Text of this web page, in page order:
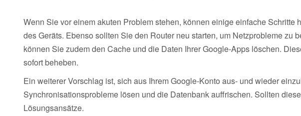
Wenn Sie vor einem akuten Problem stehen, können einige einfache Schritte
des Geräts. Ebenso sollten Sie den Router neu starten, um Netzprobleme zu
können Sie zudem den Cache und die Daten Ihrer Google-Apps löschen.
sofort beheben.
Ein weiterer Vorschlag ist, sich aus Ihrem Google-Konto aus- und wieder
Synchronisationsprobleme lösen und die Datenbank auffrischen. Sollten
Lösungsansätze.